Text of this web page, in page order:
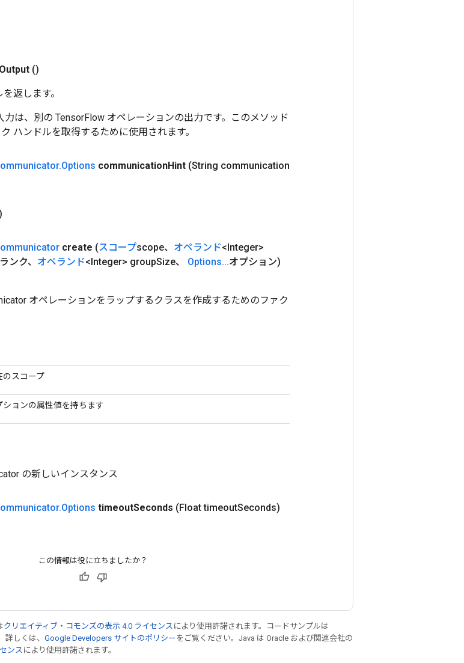
Output ()
返します。
は、別の TensorFlow オペレーションの出力です。このメソッド
ハンドルを取得するために使用されます。
.Options communicationHint (String communication
create (スコープscope、 オペランド<Integer>
ンク、 オペランド<Integer> groupSize、 Options...オプション)
オペレーションをラップするクラスを作成するためのファク
のスコープ
ションの属性値を持ちます
の新しいインスタンス
.Options timeoutSeconds (Float timeoutSeconds)
この情報は役に立ちましたか？
クリエイティブ・コモンズの表示 4.0 ライセンス により使用許諾されます。コードサンプルは
詳しくは、 Google Developers サイトのポリシー をご覧ください。Java は Oracle および関連会社の
ンス により使用許諾されます。